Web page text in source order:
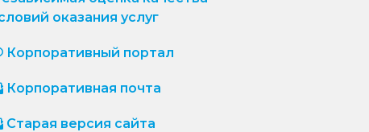
оказания услуг
Корпоративный портал
Корпоративная почта
Старая версия сайта